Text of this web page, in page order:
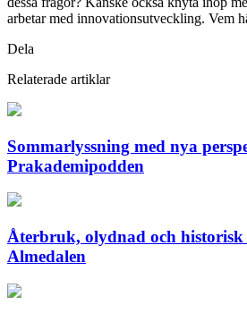
arbetar med innovationsutveckling. Vem
Dela
Relaterade artiklar
Sommarlyssning med nya
Prakademipodden
Återbruk, olydnad och
Almedalen